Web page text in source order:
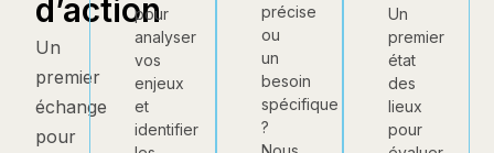
d’action
Un
premier
échange
pour
pour
analyser
vos
enjeux
et
identifier
précise
ou
un
besoin
spécifique
?
Un
premier
état
des
lieux
pour